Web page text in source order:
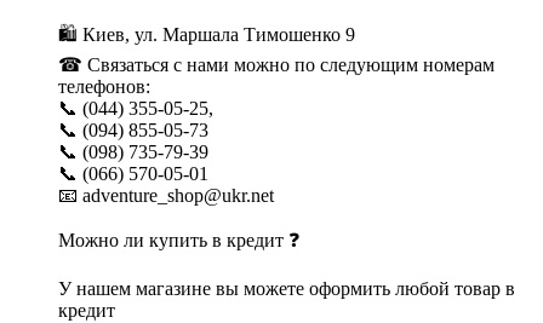
🛍 Киев, ул. Маршала Тимошенко 9
☎ Связаться с нами можно по следующим номерам
телефонов:
📞 (044) 355-05-25,
📞 (094) 855-05-73
📞 (098) 735-79-39
📞 (066) 570-05-01
📧 adventure_shop@ukr.net
Можно ли купить в кредит ❓
У нашем магазине вы можете оформить любой товар в
кредит